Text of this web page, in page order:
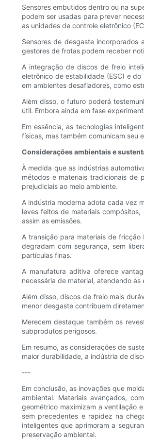
Sensores embutidos dentro ou na
podem ser usadas para prever
as unidades de controle eletrônico
Sensores de desgaste
gestores de frotas podem receber
A integração de discos de freio
eletrônico de estabilidade (ESC) e
em ambientes desafiadores, como
Além disso, o futuro poderá
útil. Embora ainda em fase
Em essência, as tecnologias
físicas, mas também comunicam seu
Considerações ambientais e
À medida que as indústrias
métodos e materiais tradicionais de
prejudiciais ao meio ambiente.
A indústria moderna adota cada vez
leves feitos de materiais
assim as emissões.
A transição para materiais de
degradam com segurança, sem
partículas finas.
A manufatura aditiva oferece
necessária de material, atendendo
Além disso, discos de freio mais
menor desgaste contribuem
Merecem destaque também os
subprodutos perigosos.
Em resumo, as considerações de
maior durabilidade, a indústria de
---
Em conclusão, as inovações que
ambiental. Materiais avançados,
geométrico maximizam a ventilação
sem precedentes e rapidez na
inteligentes que aprimoram a
preservação ambiental.